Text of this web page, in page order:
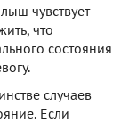
чувствует
что
состояния
случаев
Если